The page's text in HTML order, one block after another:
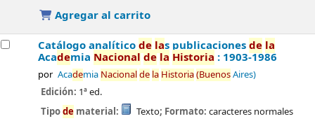
Agregar al carrito
Catálogo analíticode las publicacionesde la
Academia Nacionalde la Historia : 1903-1986
por Academia Nacionalde la Historia(BuenosAires)
Edición: 1ª ed.
Tipode material: Texto; Formato: caracteres normales